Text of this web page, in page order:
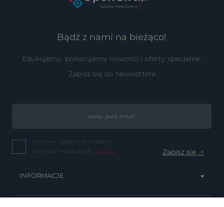
Bądź z nami na bieżąco!
Edukujemy, pokazujemy nowości i oferty specjalne.
Zapisz się do newslettera
Wyrażam zgodę na przesyłanie
informacji handlowych... (więcej)
INFORMACJE